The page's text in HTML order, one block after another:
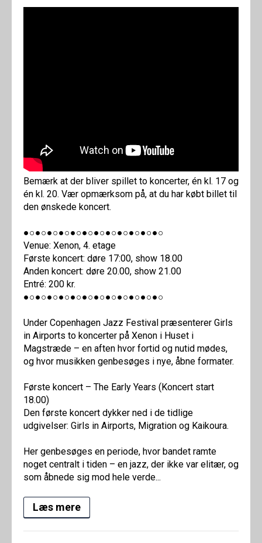
Bemærk at der bliver spillet to koncerter, én kl. 17 og
én kl. 20. Vær opmærksom på, at du har købt billet til
den ønskede koncert.
●○●○●○●○●○●○●○●○●○●○●○●○
Venue: Xenon, 4. etage
Første koncert: døre 17:00, show 18.00
Anden koncert: døre 20.00, show 21.00
Entré: 200 kr.
●○●○●○●○●○●○●○●○●○●○●○●○
Under Copenhagen Jazz Festival præsenterer Girls
in Airports to koncerter på Xenon i Huset i
Magstræde – en aften hvor fortid og nutid mødes,
og hvor musikken genbesøges i nye, åbne formater.
Første koncert – The Early Years (Koncert start
18.00)
Den første koncert dykker ned i de tidlige
udgivelser: Girls in Airports, Migration og Kaikoura.
Her genbesøges en periode, hvor bandet ramte
noget centralt i tiden – en jazz, der ikke var elitær, og
som åbnede sig mod hele verde...
Læs mere